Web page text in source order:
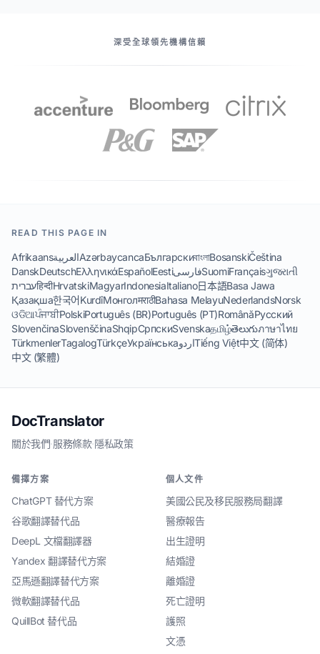
深受全球領先機構信賴
READ THIS PAGE IN
AfrikaansالعربيةAzərbaycancaБългарскиবাংলাBosanskiČeština
DanskDeutschΕλληνικάEspañolEestiفارسیSuomiFrançaisગુજરાતી
עבריתहिन्दीHrvatskiMagyarIndonesiaItaliano日本語Basa Jawa
Қазақша한국어KurdîМонголमराठीBahasa MelayuNederlandsNorsk
ଓଡିଆਪੰਜਾਬੀPolskiPortuguês (BR)Português (PT)RomânăРусский
SlovenčinaSlovenščinaShqipСрпскиSvenskaதமிழ்తెలుగుภาษาไทย
TürkmenlerTagalogTürkçeУкраїнськаاردوTiếng Việt中文 (简体)
中文 (繁體)
DocTranslator
關於我們·服務條款·隱私政策
備擇方案
ChatGPT 替代方案
谷歌翻譯替代品
DeepL 文檔翻譯器
Yandex 翻譯替代方案
亞馬遜翻譯替代方案
微軟翻譯替代品
QuillBot 替代品
個人文件
美國公民及移民服務局翻譯
醫療報告
出生證明
結婚證
離婚證
死亡證明
護照
文憑